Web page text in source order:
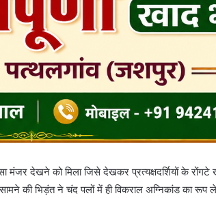
मंजर देखने को मिला जिसे देखकर प्रत्यक्षदर्शियों के
की भिड़ंत ने चंद पलों में ही विकराल अग्निकांड का रूप ले